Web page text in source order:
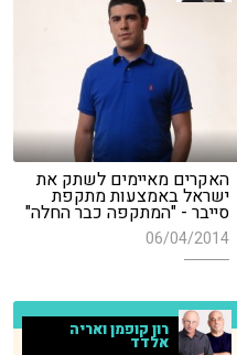
האקרים מאיימים לשתק את
ישראל באמצעות מתקפת
סייבר - "המתקפה כבר החלה"
06/04/2014
רון קופמן ואריה
אלדד